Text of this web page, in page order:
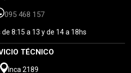
095 468 157
8:15 a 13 y de 14 a 18hs
TÉCNICO
Inca 2189